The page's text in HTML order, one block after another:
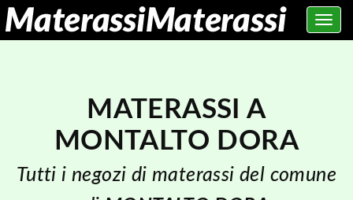
Toggle
MATERASSI A
MONTALTO DORA
Tutti i negozi di materassi del comune